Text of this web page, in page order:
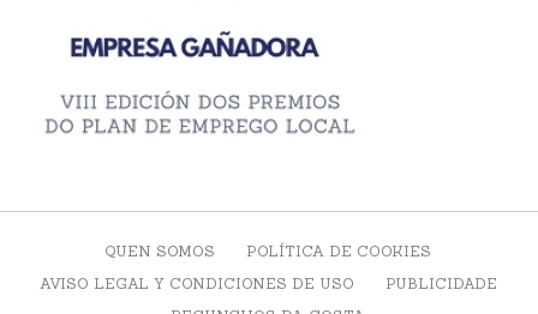
QUEN SOMOS
POLÍTICA DE COOKIES
AVISO LEGAL Y CONDICIONES DE USO
PUBLICIDADE